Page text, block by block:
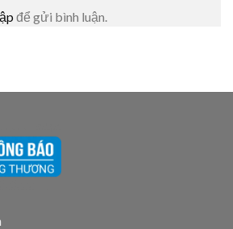
để gửi bình luận.